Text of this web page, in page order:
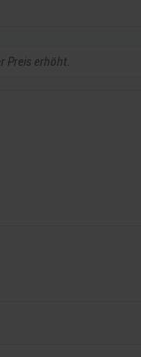
Preis erhöht.